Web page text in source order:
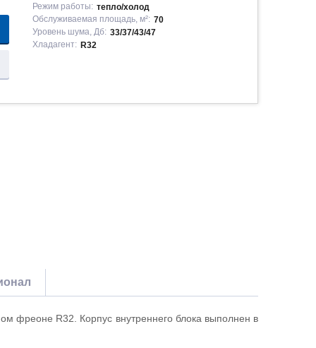
Режим работы: тепло/холод
Обслуживаемая площадь, м²: 70
Уровень шума, Дб: 33/37/43/47
Хладагент: R32
фреоне R32. Корпус внутреннего блока выполнен в